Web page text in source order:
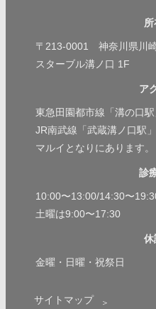
〒213-0001 神奈川県川
スターブル溝ノ口 1F
ア
東急田園都市線「溝の口駅
JR南武線「武蔵溝ノ口駅
マルイとなりにあります。
診
10:00〜13:00/14:30〜
土曜は9:00〜17:30
休
金曜・日曜・祝祭日
サイトマップ ＞